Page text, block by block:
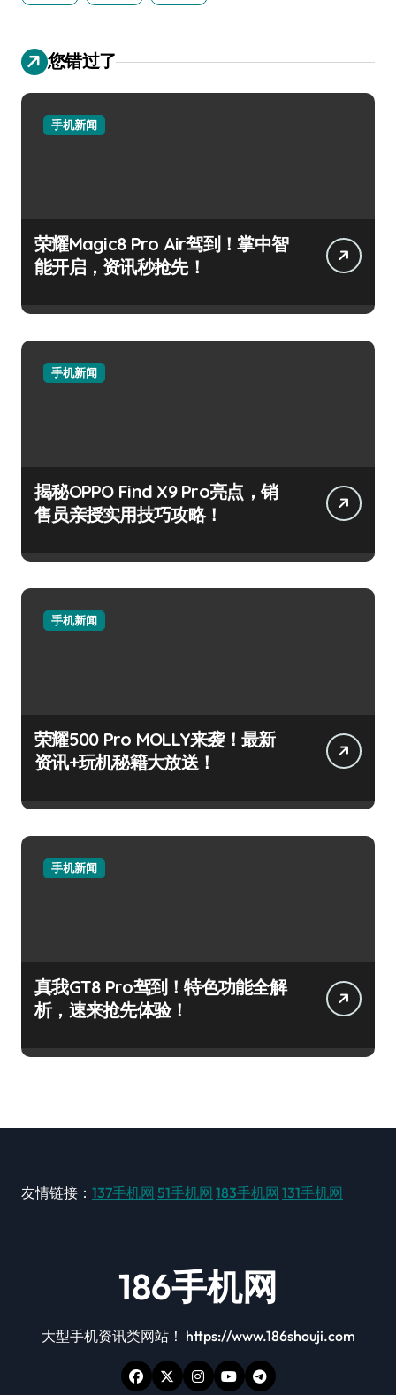
您错过了
手机新闻
荣耀Magic8 Pro Air驾到！掌中智
能开启，资讯秒抢先！
手机新闻
揭秘OPPO Find X9 Pro亮点，销
售员亲授实用技巧攻略！
手机新闻
荣耀500 Pro MOLLY来袭！最新
资讯+玩机秘籍大放送！
手机新闻
真我GT8 Pro驾到！特色功能全解
析，速来抢先体验！
友情链接： 137手机网 51手机网 183手机网 131手机网
186手机网
大型手机资讯类网站！ https://www.186shouji.com